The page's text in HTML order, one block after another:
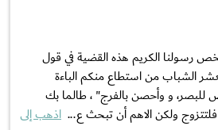
رسولنا الكريم هذه القضية في قول
الشباب من استطاع منكم الباءة
للبصر، و وأحصن بالفرج" ، طالما بك
فلتتزوج ولكن الاهم أن تبحث ع... اذهب إلى